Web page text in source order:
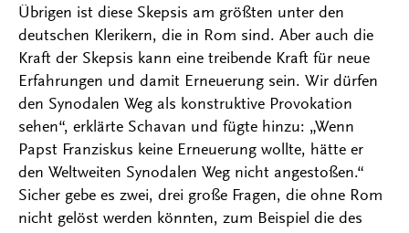
Übrigen ist diese Skepsis am größten unter den
deutschen Klerikern, die in Rom sind. Aber auch die
Kraft der Skepsis kann eine treibende Kraft für neue
Erfahrungen und damit Erneuerung sein. Wir dürfen
den Synodalen Weg als konstruktive Provokation
sehen“, erklärte Schavan und fügte hinzu: „Wenn
Papst Franziskus keine Erneuerung wollte, hätte er
den Weltweiten Synodalen Weg nicht angestoßen.“
Sicher gebe es zwei, drei große Fragen, die ohne Rom
nicht gelöst werden könnten, zum Beispiel die des